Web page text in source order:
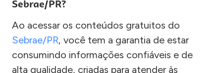
Sebrae/PR?
Ao acessar os conteúdos gratuitos do
Sebrae/PR, você tem a garantia de estar
consumindo informações confiáveis e de
alta qualidade, criadas para atender às